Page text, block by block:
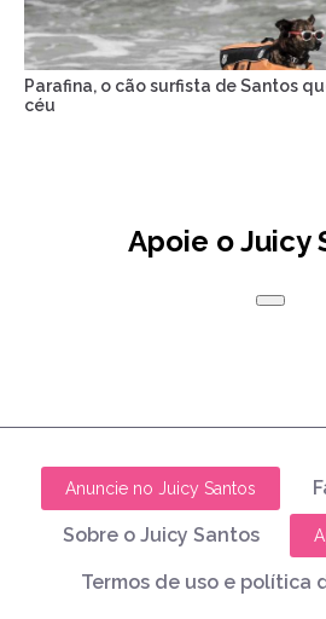
Parafina, o cão surfista de Santos
céu
Apoie o Juicy
Anuncie no Juicy Santos
Sobre o Juicy Santos
Termos de uso e política